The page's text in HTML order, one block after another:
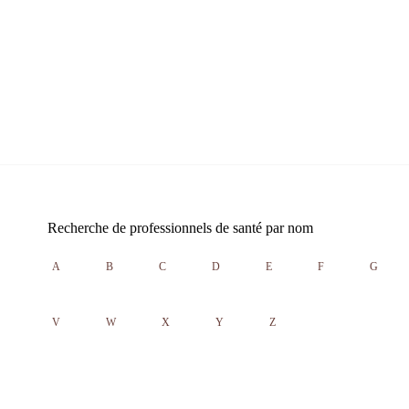
Recherche de professionnels de santé par nom
A B C D E F G
V W X Y Z